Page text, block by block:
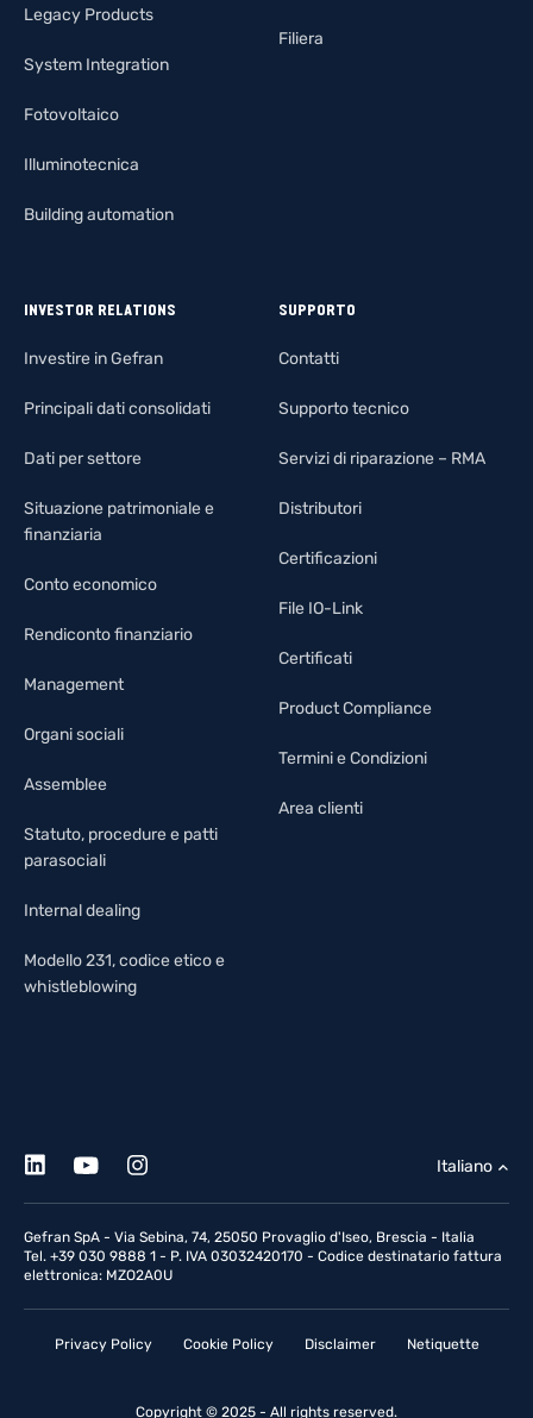
Legacy Products
System Integration
Fotovoltaico
Illuminotecnica
Building automation
Filiera
INVESTOR RELATIONS
Investire in Gefran
Principali dati consolidati
Dati per settore
Situazione patrimoniale e
finanziaria
Conto economico
Rendiconto finanziario
Management
Organi sociali
Assemblee
Statuto, procedure e patti
parasociali
Internal dealing
Modello 231, codice etico e
whistleblowing
SUPPORTO
Contatti
Supporto tecnico
Servizi di riparazione – RMA
Distributori
Certificazioni
File IO-Link
Certificati
Product Compliance
Termini e Condizioni
Area clienti
Gefran SpA - Via Sebina, 74, 25050 Provaglio d'Iseo, Brescia - Italia
Tel. +39 030 9888 1 - P. IVA 03032420170 - Codice destinatario fattura
elettronica: MZO2A0U
Italiano
Privacy Policy Cookie Policy Disclaimer Netiquette
Copyright © 2025 - All rights reserved.